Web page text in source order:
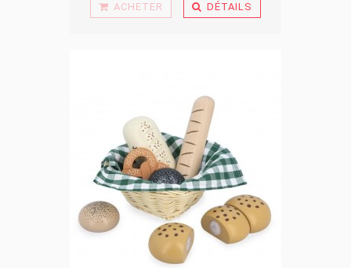
ACHETER DÉTAILS